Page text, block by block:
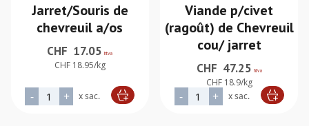
Jarret/Souris de
chevreuil a/os
CHF 17.05 htva
CHF 18.95/kg
- quantité de Jarret/Souris de chevreuil a/os
+ x sac.
Alternative:
Viande p/civet
(ragoût) de Chevreuil
cou/ jarret
CHF 47.25 htva
CHF 18.9/kg
- quantité de Viande p/civet
+ x sac.
Alternative: